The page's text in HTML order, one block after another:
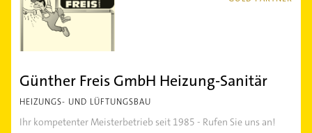
Günther Freis GmbH Heizung-Sanitär
HEIZUNGS- UND LÜFTUNGSBAU
Ihr kompetenter Meisterbetrieb seit 1985 - Rufen Sie uns an!